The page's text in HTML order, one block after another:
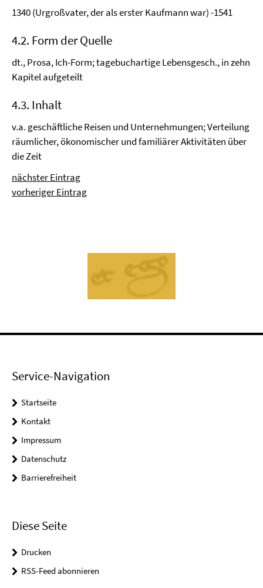
1340 (Urgroßvater, der als erster Kaufmann war) -1541
4.2. Form der Quelle
dt., Prosa, Ich-Form; tagebuchartige Lebensgesch., in zehn
Kapitel aufgeteilt
4.3. Inhalt
v.a. geschäftliche Reisen und Unternehmungen; Verteilung
räumlicher, ökonomischer und familiärer Aktivitäten über
die Zeit
nächster Eintrag
vorheriger Eintrag
Service-Navigation
Startseite
Kontakt
Impressum
Datenschutz
Barrierefreiheit
Diese Seite
Drucken
RSS-Feed abonnieren